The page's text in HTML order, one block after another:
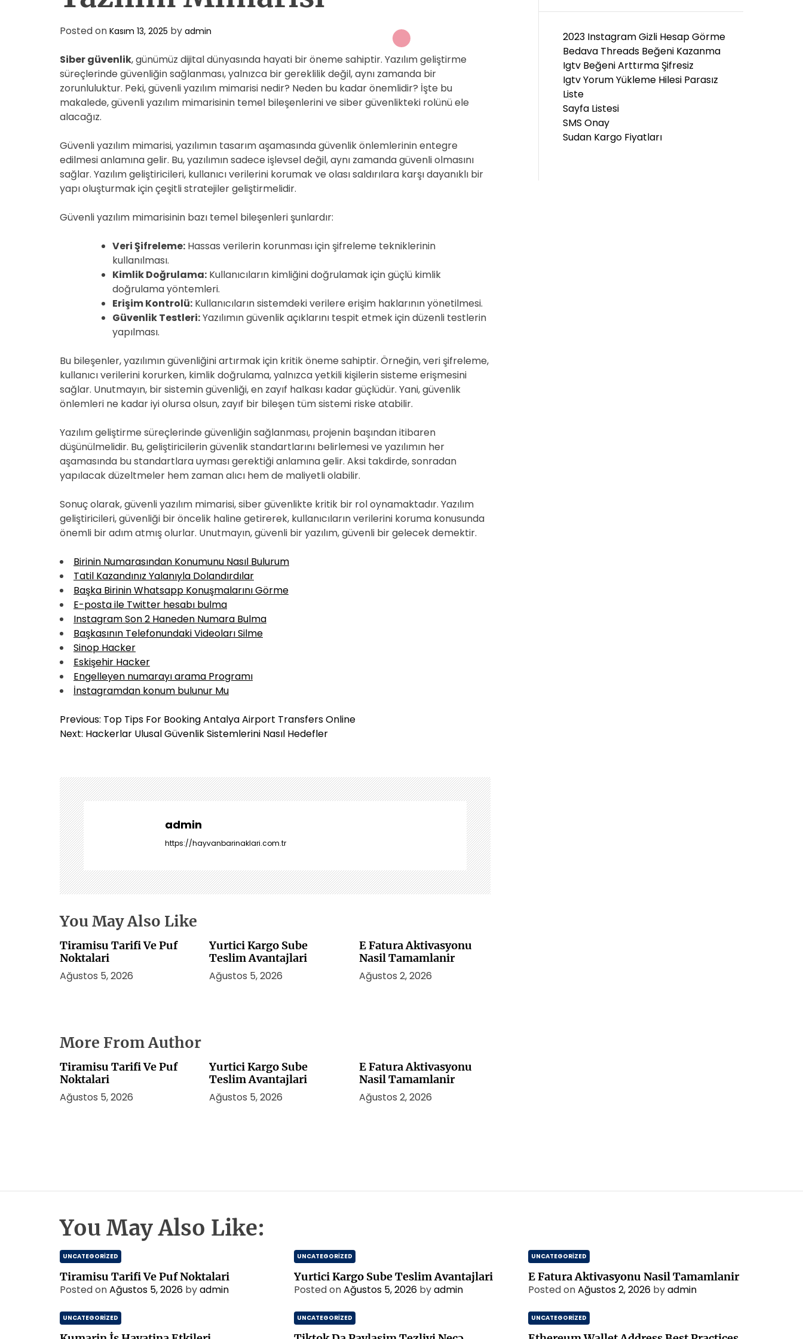
Posted on Kasım 13, 2025 by admin
Siber güvenlik, günümüz dijital dünyasında hayati bir öneme sahiptir. Yazılım geliştirme
süreçlerinde güvenliğin sağlanması, yalnızca bir gereklilik değil, aynı zamanda bir
zorunluluktur. Peki, güvenli yazılım mimarisi nedir? Neden bu kadar önemlidir? İşte bu
makalede, güvenli yazılım mimarisinin temel bileşenlerini ve siber güvenlikteki rolünü ele
alacağız.
Güvenli yazılım mimarisi, yazılımın tasarım aşamasında güvenlik önlemlerinin entegre
edilmesi anlamına gelir. Bu, yazılımın sadece işlevsel değil, aynı zamanda güvenli olmasını
sağlar. Yazılım geliştiricileri, kullanıcı verilerini korumak ve olası saldırılara karşı dayanıklı bir
yapı oluşturmak için çeşitli stratejiler geliştirmelidir.
Güvenli yazılım mimarisinin bazı temel bileşenleri şunlardır:
Veri Şifreleme: Hassas verilerin korunması için şifreleme tekniklerinin
kullanılması.
Kimlik Doğrulama: Kullanıcıların kimliğini doğrulamak için güçlü kimlik
doğrulama yöntemleri.
Erişim Kontrolü: Kullanıcıların sistemdeki verilere erişim haklarının yönetilmesi.
Güvenlik Testleri:Yazılımın güvenlik açıklarını tespit etmek için düzenli testlerin
yapılması.
Bu bileşenler, yazılımın güvenliğini artırmak için kritik öneme sahiptir. Örneğin, veri şifreleme,
kullanıcı verilerini korurken, kimlik doğrulama, yalnızca yetkili kişilerin sisteme erişmesini
sağlar. Unutmayın, bir sistemin güvenliği, en zayıf halkası kadar güçlüdür. Yani, güvenlik
önlemleri ne kadar iyi olursa olsun, zayıf bir bileşen tüm sistemi riske atabilir.
Yazılım geliştirme süreçlerinde güvenliğin sağlanması, projenin başından itibaren
düşünülmelidir. Bu, geliştiricilerin güvenlik standartlarını belirlemesi ve yazılımın her
aşamasında bu standartlara uyması gerektiği anlamına gelir. Aksi takdirde, sonradan
yapılacak düzeltmeler hem zaman alıcı hem de maliyetli olabilir.
Sonuç olarak, güvenli yazılım mimarisi, siber güvenlikte kritik bir rol oynamaktadır. Yazılım
geliştiricileri, güvenliği bir öncelik haline getirerek, kullanıcıların verilerini koruma konusunda
önemli bir adım atmış olurlar. Unutmayın, güvenli bir yazılım, güvenli bir gelecek demektir.
Birinin Numarasından Konumunu Nasıl Bulurum
Tatil Kazandınız Yalanıyla Dolandırdılar
Başka Birinin Whatsapp Konuşmalarını Görme
E-posta ile Twitter hesabı bulma
Instagram Son 2 Haneden Numara Bulma
Başkasının Telefonundaki Videoları Silme
Sinop Hacker
Eskişehir Hacker
Engelleyen numarayı arama Programı
İnstagramdan konum bulunur Mu
Y
a
g
e
z
i
n
m
e
s
i
Previous: Top Tips For Booking Antalya Airport Transfers Online
Next: Hackerlar Ulusal Güvenlik Sistemlerini Nasıl Hedefler
admin
https://hayvanbarinaklari.com.tr
You May Also Like
Tiramisu Tarifi Ve Puf
Noktalari
Ağustos 5, 2026
Yurtici Kargo Sube
Teslim Avantajlari
Ağustos 5, 2026
E Fatura Aktivasyonu
Nasil Tamamlanir
Ağustos 2, 2026
More From Author
Tiramisu Tarifi Ve Puf
Noktalari
Ağustos 5, 2026
Yurtici Kargo Sube
Teslim Avantajlari
Ağustos 5, 2026
E Fatura Aktivasyonu
Nasil Tamamlanir
Ağustos 2, 2026
2023 Instagram Gizli Hesap Görme
Bedava Threads Beğeni Kazanma
Igtv Beğeni Arttırma Şifresiz
Igtv Yorum Yükleme Hilesi Parasız
Liste
Sayfa Listesi
SMS Onay
Sudan Kargo Fiyatları
You May Also Like:
UNCATEGORIZED
Tiramisu Tarifi Ve Puf Noktalari
Posted onAğustos 5, 2026 byadmin
UNCATEGORIZED
Yurtici Kargo Sube Teslim Avantajlari
Posted onAğustos 5, 2026 byadmin
UNCATEGORIZED
E Fatura Aktivasyonu Nasil Tamamlanir
Posted onAğustos 2, 2026 byadmin
UNCATEGORIZED UNCATEGORIZED UNCATEGORIZED